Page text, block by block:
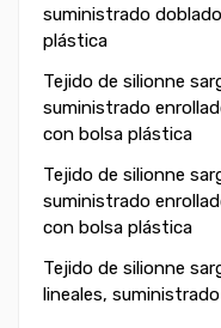
suministrado
plástica
Tejido de silionne
suministrado
con bolsa plástica
Tejido de silionne
suministrado
con bolsa plástica
Tejido de silionne
lineales,